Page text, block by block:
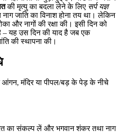
की मृत्यु का बदला लेने के लिए सर्प यज्ञ
जाति का विनाश होना तय था। लेकिन
और नागों की रक्षा की। इसी दिन को
– यह उस दिन की याद है जब एक
की स्थापना की।
मंदिर या पीपल/बड़ के पेड़ के नीचे
का संकल्प लें और भगवान शंकर तथा नाग